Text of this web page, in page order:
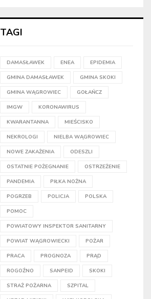
TAGI
DAMASŁAWEK ENEA EPIDEMIA
GMINA DAMASŁAWEK GMINA SKOKI
GMINA WĄGROWIEC GOŁAŃCZ
IMGW KORONAWIRUS
KWARANTANNA MIEŚCISKO
NEKROLOGI NIELBA WĄGROWIEC
NOWE ZAKAŻENIA ODESZLI
OSTATNIE POŻEGNANIE OSTRZEŻENIE
PANDEMIA PIŁKA NOŻNA
POGRZEB POLICJA POLSKA
POMOC
POWIATOWY INSPEKTOR SANITARNY
POWIAT WĄGROWIECKI POŻAR
PRACA PROGNOZA PRĄD
ROGOŹNO SANPEID SKOKI
STRAŻ POŻARNA SZPITAL